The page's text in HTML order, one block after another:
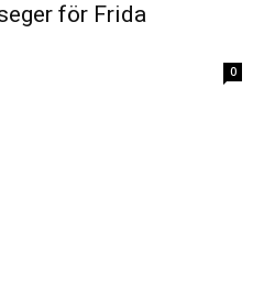
för Frida
0